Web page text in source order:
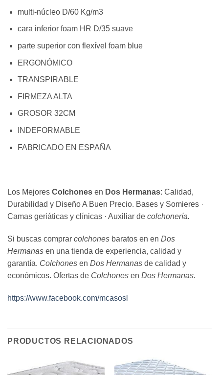
multi-núcleo D/60 Kg/m3
cara inferior foam HR D/35 suave
parte superior con flexível foam blue
ERGONÓMICO
TRANSPIRABLE
FIRMEZA ALTA
GROSOR 32CM
INDEFORMABLE
FABRICADO EN ESPAÑA
Los Mejores Colchones en Dos Hermanas: Calidad,
Durabilidad y Diseño A Buen Precio. Bases y Somieres ·
Camas geriáticas y clínicas · Auxiliar de colchonería.
Si buscas comprar colchones baratos en en Dos
Hermanas en una tienda de experiencia, calidad y
garantía. Colchones en Dos Hermanas de calidad y
económicos. Ofertas de Colchones en Dos Hermanas.
https://www.facebook.com/mcasosl
PRODUCTOS RELACIONADOS